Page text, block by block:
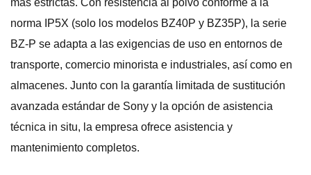
norma IP5X (solo los modelos BZ40P y BZ35P), la serie
BZ-P se adapta a las exigencias de uso en entornos de
transporte, comercio minorista e industriales, así como en
almacenes. Junto con la garantía limitada de sustitución
avanzada estándar de Sony y la opción de asistencia
técnica in situ, la empresa ofrece asistencia y
mantenimiento completos.